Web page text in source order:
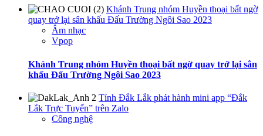
Khánh Trung nhóm Huyền thoại bất ngờ
quay trở lại sân khấu Đấu Trường Ngôi Sao 2023
Âm nhạc
Vpop
Khánh Trung nhóm Huyền thoại bất ngờ quay trở lại sân
khấu Đấu Trường Ngôi Sao 2023
Tỉnh Đắk Lắk phát hành mini app “Đắk
Lắk Trực Tuyến” trên Zalo
Công nghệ